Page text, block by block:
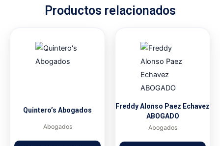
Productos relacionados
Quintero’s Abogados
Abogados
Freddy Alonso Paez Echavez
ABOGADO
Abogados